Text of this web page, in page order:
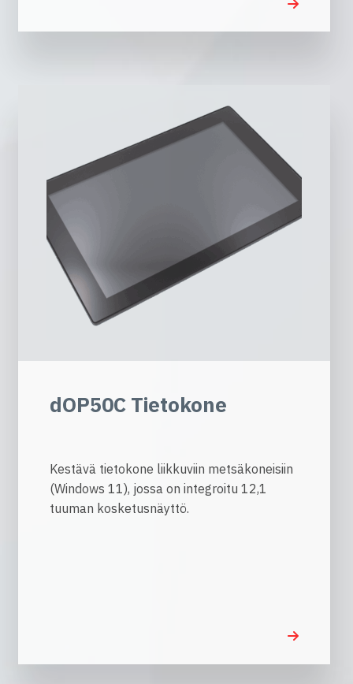
dOP50C Tietokone
Kestävä tietokone liikkuviin metsäkoneisiin
(Windows 11), jossa on integroitu 12,1
tuuman kosketusnäyttö.